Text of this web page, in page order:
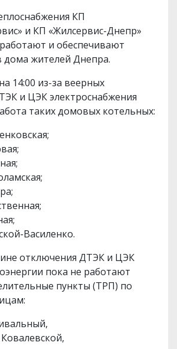
КП
и КП «Жилсервис-Днепр»
и обеспечивают
дома жителей Днепра.
14:00 из-за веерных
и ЦЭК электроснабжения
таких домовых котельных:
Василенко.
отключения ДТЭК и ЦЭК
пока не работают
пункты (ТРП) по